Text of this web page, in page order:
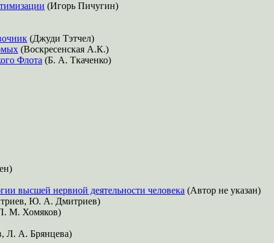
(Игорь Пичугин)
(Джуди Тэтчел)
(Воскресенская А.К.)
Флота (Б. А. Ткаченко)
высшей нервной деятельности человека (Автор не указан)
Ю. А. Дмитриев)
М. Хомяков)
Л. А. Брянцева)